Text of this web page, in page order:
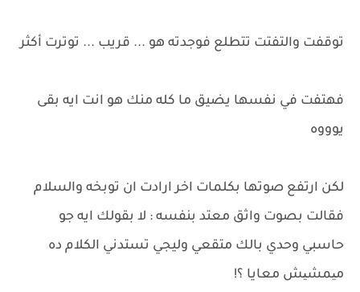
توقفت والتفتت تتطلع فوجدته هو ... قريب ... توترت أكثر
فهتفت في نفسها يضيق ما كله منك هو انت ايه بقى
يوووه
لكن ارتفع صوتها بكلمات اخر ارادت ان توبخه والسلام
فقالت بصوت واثق معتد بنفسه : لا بقولك ايه جو
حاسبي وحدي بالك متقعي وليجي تستدني الكلام ده
میمشیش معايا ؟!